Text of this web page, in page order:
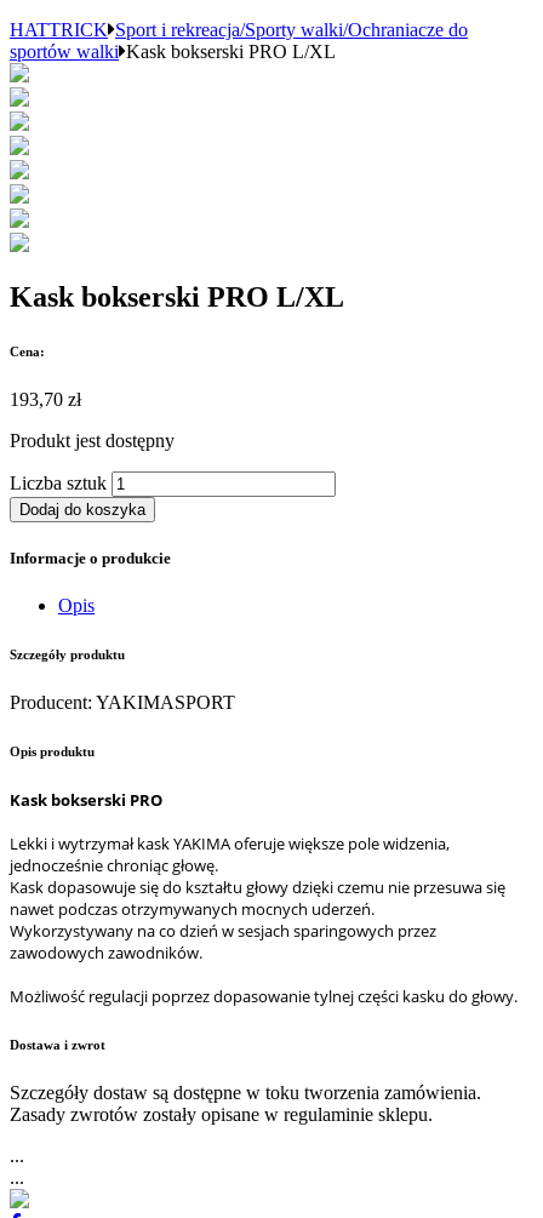
HATTRICK Sport i rekreacja/Sporty walki/Ochraniacze do
sportów walki Kask bokserski PRO L/XL
Kask bokserski PRO L/XL
Cena:
193,70 zł
Produkt jest dostępny
Liczba sztuk
Dodaj do koszyka
Informacje o produkcie
Opis
Szczegóły produktu
Producent: YAKIMASPORT
Opis produktu
Kask bokserski PRO
Lekki i wytrzymał kask YAKIMA oferuje większe pole widzenia,
jednocześnie chroniąc głowę.
Kask dopasowuje się do kształtu głowy dzięki czemu nie przesuwa się
nawet podczas otrzymywanych mocnych uderzeń.
Wykorzystywany na co dzień w sesjach sparingowych przez
zawodowych zawodników.
Możliwość regulacji poprzez dopasowanie tylnej części kasku do głowy.
Dostawa i zwrot
Szczegóły dostaw są dostępne w toku tworzenia zamówienia.
Zasady zwrotów zostały opisane w regulaminie sklepu.
...
...